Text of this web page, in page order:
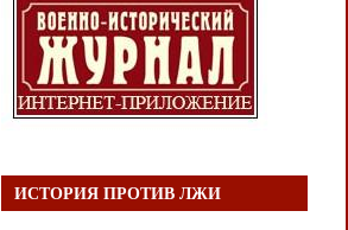
ИСТОРИЯ ПРОТИВ ЛЖИ